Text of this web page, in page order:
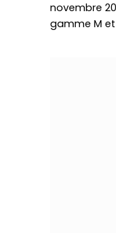
novembre
gamme M